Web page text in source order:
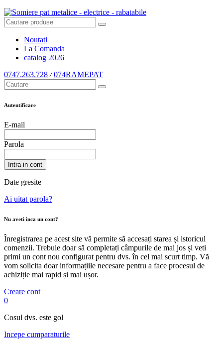
Noutati
La Comanda
catalog 2026
0747.263.728 / 074RAMEPAT
Autentificare
E-mail
Parola
Intra in cont
Date gresite
Ai uitat parola?
Nu aveti inca un cont?
Înregistrarea pe acest site vă permite să accesați starea și istoricul
comenzii. Trebuie doar să completați câmpurile de mai jos și veti
primi un cont nou configurat pentru dvs. în cel mai scurt timp. Vă
vom solicita doar informațiile necesare pentru a face procesul de
achiziție mai rapid și mai ușor.
Creare cont
0
Cosul dvs. este gol
Incepe cumparaturile